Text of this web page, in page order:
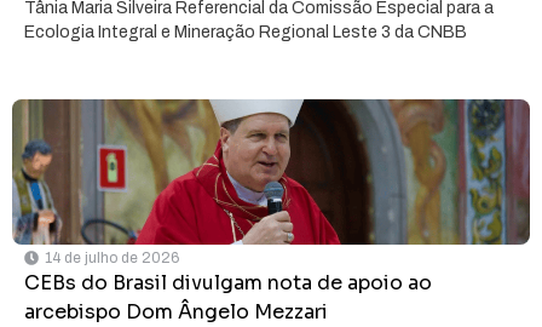
Tânia Maria Silveira Referencial da Comissão Especial para a
Ecologia Integral e Mineração Regional Leste 3 da CNBB
14 de julho de 2026
CEBs do Brasil divulgam nota de apoio ao
arcebispo Dom Ângelo Mezzari